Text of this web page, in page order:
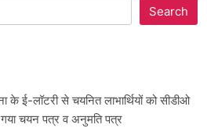
Search
के ई-लॉटरी से चयनित लाभार्थियों को सीडीओ
गया चयन पत्र व अनुमति पत्र